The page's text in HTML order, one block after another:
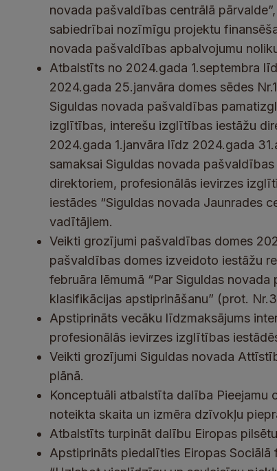
novada pašvaldības centrālā
sabiedrībai nozīmīgu projektu
novada pašvaldības apbalvojumu
Atbalstīts no 2024.gada 1.septembra
2024.gada 25.janvāra domes sēdes
Siguldas novada pašvaldības
izglītības, interešu izglītības iestāžu
2024.gada 1.janvāra līdz 2024.gada
samaksai Siguldas novada
direktoriem, profesionālās ievirzes
iestādes “Siguldas novada Jaunrades
vadītājiem.
Veikti grozījumi pašvaldības domes
pašvaldības domes izveidoto iestāžu
februāra lēmumā “Par Siguldas
klasifikācijas apstiprināšanu” (prot.
Apstiprināts vecāku līdzmaksājums
profesionālās ievirzes izglītības
Veikti grozījumi Siguldas novada
plānā.
Konceptuāli atbalstīta dalība
noteikta skaita un izmēra dzīvokļu
Atbalstīts turpināt dalību Eiropas
Apstiprināts piedalīties Eiropas Sociālā